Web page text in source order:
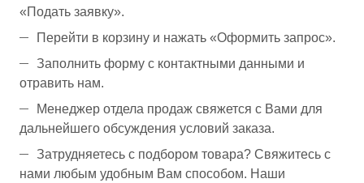
«Подать заявку».
Перейти в корзину и нажать «Оформить запрос».
Заполнить форму с контактными данными и
отравить нам.
Менеджер отдела продаж свяжется с Вами для
дальнейшего обсуждения условий заказа.
Затрудняетесь с подбором товара? Свяжитесь с
нами любым удобным Вам способом. Наши